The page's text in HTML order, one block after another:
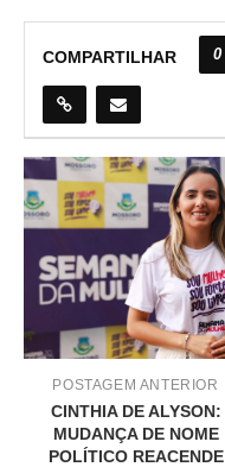
COMPARTILHAR 0
POSTAGEM ANTERIOR
CINTHIA DE ALYSON:
MUDANÇA DE NOME
POLÍTICO REACENDE